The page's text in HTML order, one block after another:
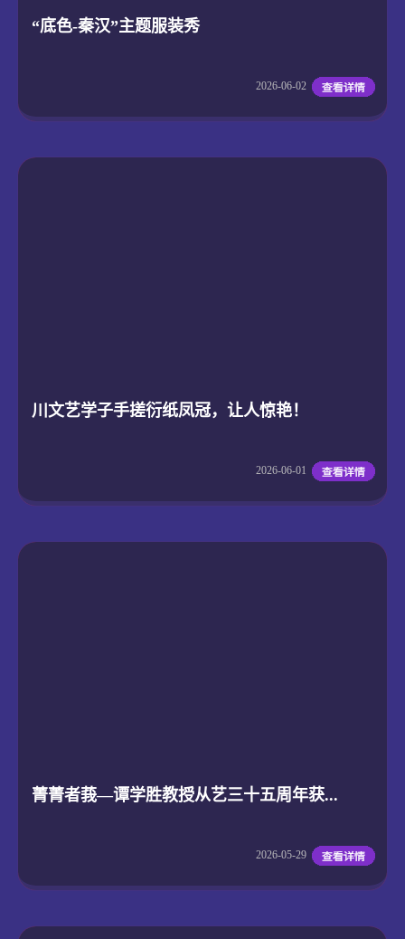
“底色-秦汉”主题服装秀
2026-06-02
川文艺学子手搓衍纸凤冠，让人惊艳！
2026-06-01
菁菁者莪—谭学胜教授从艺三十五周年获...
2026-05-29